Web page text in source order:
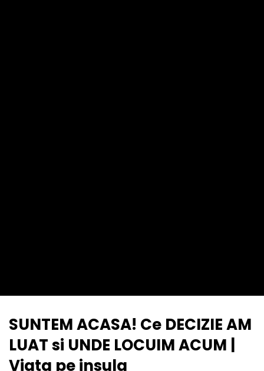
SUNTEM ACASA! Ce DECIZIE AM
LUAT si UNDE LOCUIM ACUM |
Viata pe insula